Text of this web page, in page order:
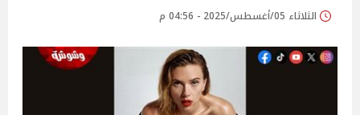
الثلاثاء 05/أغسطس/2025 - 04:56 م